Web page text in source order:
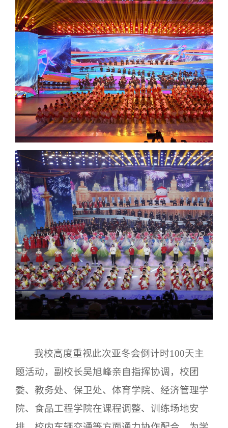
我校高度重视此次亚冬会倒计时100天主
题活动，副校长吴旭峰亲自指挥协调，校团
委、教务处、保卫处、体育学院、经济管理学
院、食品工程学院在课程调整、训练场地安